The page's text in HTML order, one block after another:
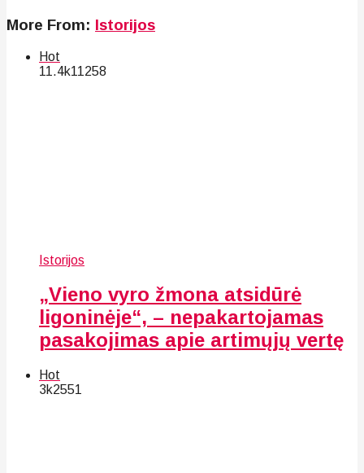
More From: Istorijos
Hot
11.4k11258
Istorijos
„Vieno vyro žmona atsidūrė
ligoninėje“, – nepakartojamas
pasakojimas apie artimųjų vertę
Hot
3k2551